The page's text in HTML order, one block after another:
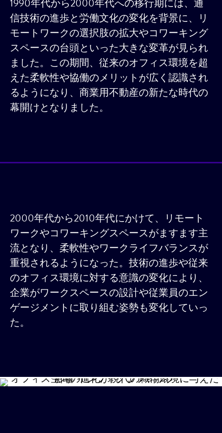
1990年代から2000年代への移行期には、通
信技術の進歩と労働文化の変化を背景に、リ
モートワークの選択肢の拡大やコワーキング
スペースの台頭といった大きな変革が見られ
ました。この期間、従来のオフィス環境を超
えた柔軟性や協働のメリットが広く認識され
るようになり、商業用不動産の新たな時代の
幕開けとなりました。
2000年代から2010年代にかけて、リモート
ワークやコワーキングスペースがますます主
流となり、柔軟性やワークライフバランスが
重視されるようになった。技術の進歩や従来
のオフィス環境に対する意識の変化により、
企業がワークスペースの設計や従業員のエン
ゲージメントに取り組む姿勢も変化していっ
た。